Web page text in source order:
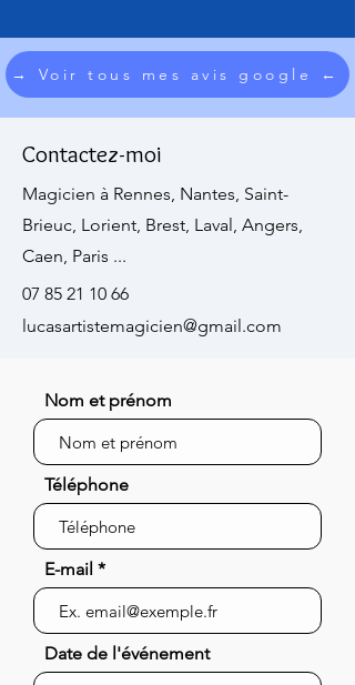
→ Voir tous mes avis google ←
Contactez-moi
Magicien à Rennes, Nantes, Saint-
Brieuc, Lorient, Brest, Laval, Angers,
Caen, Paris ...
07 85 21 10 66
lucasartistemagicien@gmail.com
Nom et prénom
Téléphone
E-mail
Date de l'événement